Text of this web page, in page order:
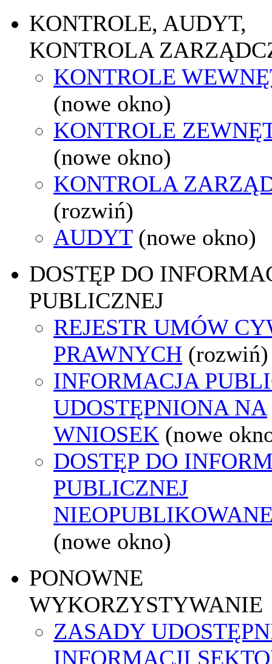
KONTROLE, AUDYT,
KONTROLA
KONTROLE
(nowe okno)
KONTROLE
(nowe okno)
KONTROLA
(rozwiń)
AUDYT (nowe okno)
DOSTĘP DO
PUBLICZNEJ
REJESTR UMÓW
PRAWNYCH (rozwiń)
INFORMACJA
UDOSTĘPNIONA NA
WNIOSEK (nowe
DOSTĘP DO
PUBLICZNEJ
(nowe okno)
PONOWNE
WYKORZYSTYWANIE
ZASADY
INFORMACJI